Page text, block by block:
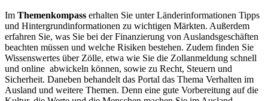
Im Themenkompass erhalten Sie unter Länderinformationen Tipps
und Hintergrundinformationen zu wichtigen Märkten. Außerdem
erfahren Sie, was Sie bei der Finanzierung von Auslandsgeschäften
beachten müssen und welche Risiken bestehen. Zudem finden Sie
Wissenswertes über Zölle, etwa wie Sie die Zollanmeldung schnell
und online abwickeln können, sowie zu Recht, Steuern und
Sicherheit. Daneben behandelt das Portal das Thema Verhalten im
Ausland und weitere Themen. Denn eine gute Vorbereitung auf die